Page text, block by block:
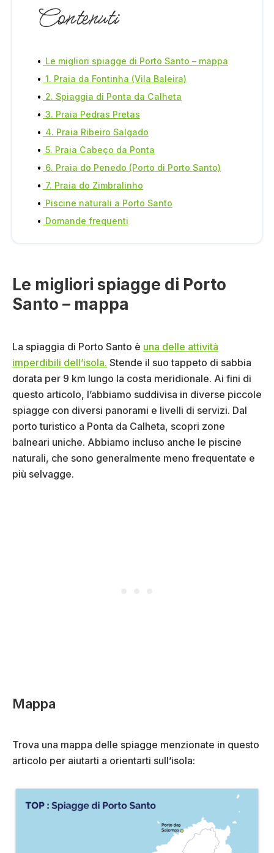
Contenuti
Le migliori spiagge di Porto Santo – mappa
1. Praia da Fontinha (Vila Baleira)
2. Spiaggia di Ponta da Calheta
3. Praia Pedras Pretas
4. Praia Ribeiro Salgado
5. Praia Cabeço da Ponta
6. Praia do Penedo (Porto di Porto Santo)
7. Praia do Zimbralinho
Piscine naturali a Porto Santo
Domande frequenti
Le migliori spiagge di Porto
Santo – mappa
La spiaggia di Porto Santo è una delle attività
imperdibili dell’isola. Stende il suo tappeto di sabbia
dorata per 9 km lungo la costa meridionale. Ai fini di
questo articolo, l’abbiamo suddivisa in diverse piccole
spiagge con diversi panorami e livelli di servizi. Dal
porto turistico a Ponta da Calheta, scopri zone
balneari uniche. Abbiamo incluso anche le piscine
naturali, che sono generalmente meno frequentate e
più selvagge.
Mappa
Trova una mappa delle spiagge menzionate in questo
articolo per aiutarti a orientarti sull’isola: